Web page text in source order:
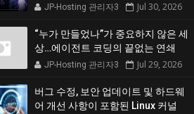
JP-Hosting 관리자3 Jul 30, 2026
“누가 만들었나”가 중요하지 않은 세
상…에이전트 코딩의 끝없는 연쇄
JP-Hosting 관리자3 Jul 29, 2026
버그 수정, 보안 업데이트 및 하드웨
어 개선 사항이 포함된 Linux 커널